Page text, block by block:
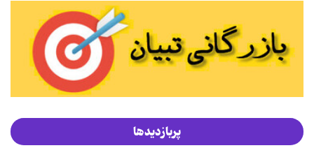
پربازدیدها